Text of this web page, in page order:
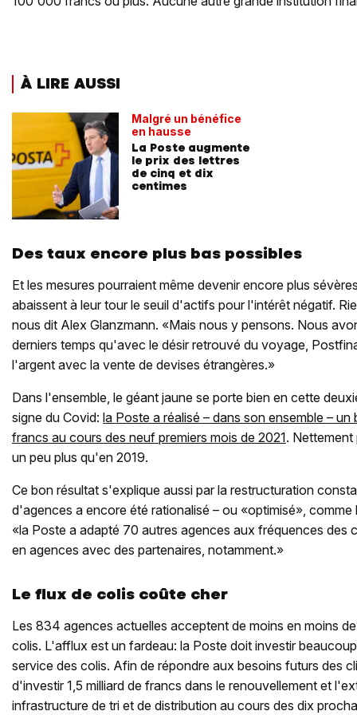
À LIRE AUSSI
Malgré un bénéfice
en hausse
La Poste augmente
le prix des lettres
de cinq et dix
centimes
Des taux encore plus bas possibles
Et les mesures pourraient même devenir encore plus
abaissent à leur tour le seuil d'actifs pour l'intérêt négatif.
nous dit Alex Glanzmann. «Mais nous y pensons. Nous
derniers temps qu'avec le désir retrouvé du voyage,
l'argent avec la vente de devises étrangères.»
Dans l'ensemble, le géant jaune se porte bien en cette
signe du Covid: la Poste a réalisé – dans son ensemble –
francs au cours des neuf premiers mois de 2021. Nettement
un peu plus qu'en 2019.
Ce bon résultat s'explique aussi par la restructuration
d'agences a encore été rationalisé – ou «optimisé»,
«la Poste a adapté 70 autres agences aux fréquences des
en agences avec des partenaires, notamment.»
Le flux de colis coûte cher
Les 834 agences actuelles acceptent de moins en moins
colis. L'afflux est un fardeau: la Poste doit investir
service des colis. Afin de répondre aux besoins futurs des
d'investir 1,5 milliard de francs dans le renouvellement et
infrastructure de tri et de distribution au cours des dix